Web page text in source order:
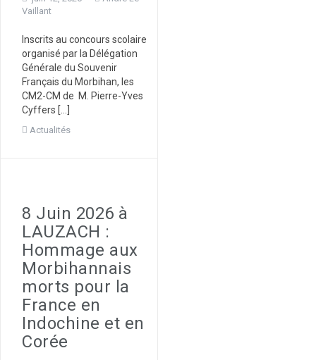
Vaillant
Inscrits au concours scolaire
organisé par la Délégation
Générale du Souvenir
Français du Morbihan, les
CM2-CM de M. Pierre-Yves
Cyffers […]
Actualités
8 Juin 2026 à
LAUZACH :
Hommage aux
Morbihannais
morts pour la
France en
Indochine et en
Corée